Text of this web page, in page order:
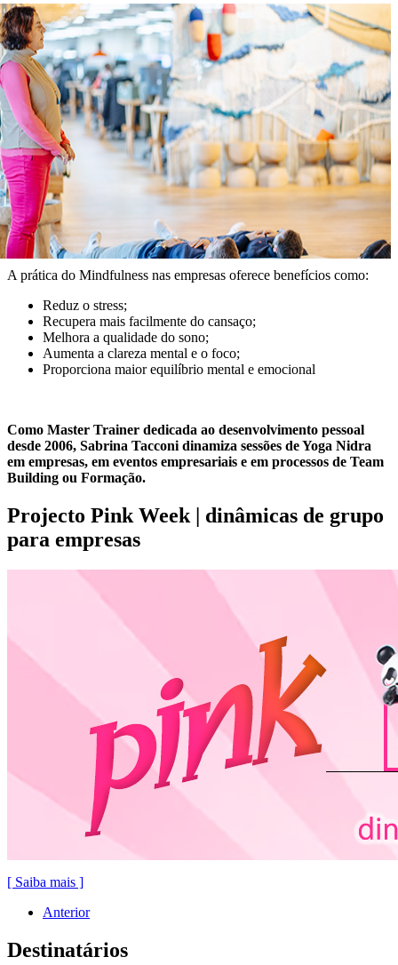
A prática do Mindfulness nas empresas oferece benefícios como:
Reduz o stress;
Recupera mais facilmente do cansaço;
Melhora a qualidade do sono;
Aumenta a clareza mental e o foco;
Proporciona maior equilíbrio mental e emocional
Como Master Trainer dedicada ao desenvolvimento pessoal
desde 2006, Sabrina Tacconi dinamiza sessões de Yoga Nidra
em empresas, em eventos empresariais e em processos de Team
Building ou Formação.
Projecto Pink Week | dinâmicas de grupo
para empresas
[ Saiba mais ]
Anterior
Destinatários